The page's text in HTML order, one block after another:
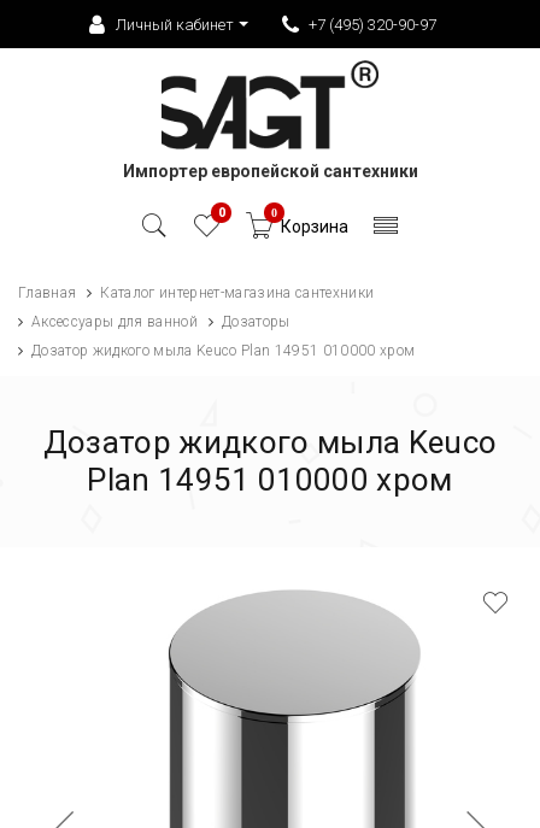
Личный кабинет +7 (495) 320-90-97
Импортер европейской сантехники
0 0
Корзина
Главная
Каталог интернет-магазина сантехники
Аксессуары для ванной
Дозаторы
Дозатор жидкого мыла Keuco Plan 14951 010000 хром
Дозатор жидкого мыла Keuco
Plan 14951 010000 хром